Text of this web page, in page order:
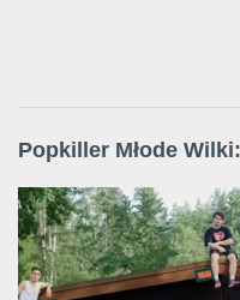
Popkiller Młode Wilki: